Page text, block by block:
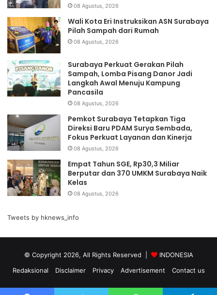
08 Agustus, 2026
Wali Kota Eri Instruksikan ASN Surabaya
Pilah Sampah dari Rumah
08 Agustus, 2026
Surabaya Perkuat Gerakan Pilah
Sampah, Lomba Pisang Danor Jadi
Langkah Awal Menuju Kampung
Pancasila
08 Agustus, 2026
Pemkot Surabaya Tetapkan Tiga
Direksi Baru PDAM Surya Sembada,
Fokus Perkuat Layanan dan Kinerja
08 Agustus, 2026
Empat Tahun SGE, Rp30,3 Miliar
Berputar dan 370 UMKM Surabaya Naik
Kelas
08 Agustus, 2026
Tweets by hknews_info
© Copyright 2026, All Rights Reserved |
INDONESIA
Redaksional
Disclaimer Privacy Advertisement Contact us